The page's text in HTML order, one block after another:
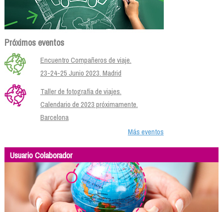
Próximos eventos
Encuentro Compañeros de viaje.
23-24-25 Junio 2023. Madrid
Taller de fotografía de viajes.
Calendario de 2023 próximamente.
Barcelona
Más eventos
Usuario Colaborador